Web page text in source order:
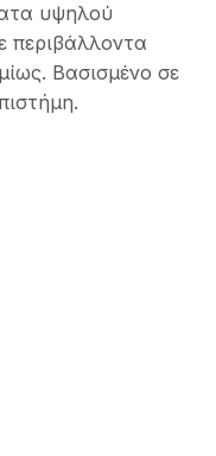
υψηλού
περιβάλλοντα
Βασισμένο σε